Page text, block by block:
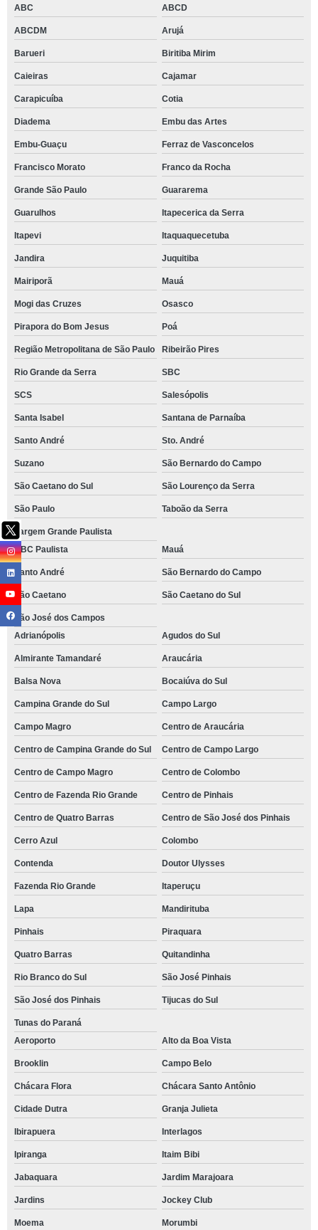
ABC ABCD
ABCDM Arujá
Barueri Biritiba Mirim
Caieiras Cajamar
Carapicuíba Cotia
Diadema Embu das Artes
Embu-Guaçu Ferraz de Vasconcelos
Francisco Morato Franco da Rocha
Grande São Paulo Guararema
Guarulhos Itapecerica da Serra
Itapevi Itaquaquecetuba
Jandira Juquitiba
Mairiporã Mauá
Mogi das Cruzes Osasco
Pirapora do Bom Jesus Poá
Região Metropolitana de São Paulo Ribeirão Pires
Rio Grande da Serra SBC
SCS Salesópolis
Santa Isabel Santana de Parnaíba
Santo André Sto. André
Suzano São Bernardo do Campo
São Caetano do Sul São Lourenço da Serra
São Paulo Taboão da Serra
Vargem Grande Paulista
ABC Paulista
Mauá
Santo André São Bernardo do Campo
São Caetano São Caetano do Sul
São José dos Campos
Adrianópolis
Agudos do Sul
Almirante Tamandaré Araucária
Balsa Nova Bocaiúva do Sul
Campina Grande do Sul Campo Largo
Campo Magro Centro de Araucária
Centro de Campina Grande do Sul Centro de Campo Largo
Centro de Campo Magro Centro de Colombo
Centro de Fazenda Rio Grande Centro de Pinhais
Centro de Quatro Barras Centro de São José dos Pinhais
Cerro Azul Colombo
Contenda Doutor Ulysses
Fazenda Rio Grande Itaperuçu
Lapa Mandirituba
Pinhais Piraquara
Quatro Barras Quitandinha
Rio Branco do Sul São José Pinhais
São José dos Pinhais Tijucas do Sul
Tunas do Paraná
Aeroporto
Alto da Boa Vista
Brooklin Campo Belo
Chácara Flora Chácara Santo Antônio
Cidade Dutra Granja Julieta
Ibirapuera Interlagos
Ipiranga Itaim Bibi
Jabaquara Jardim Marajoara
Jardins Jockey Club
Moema Morumbi